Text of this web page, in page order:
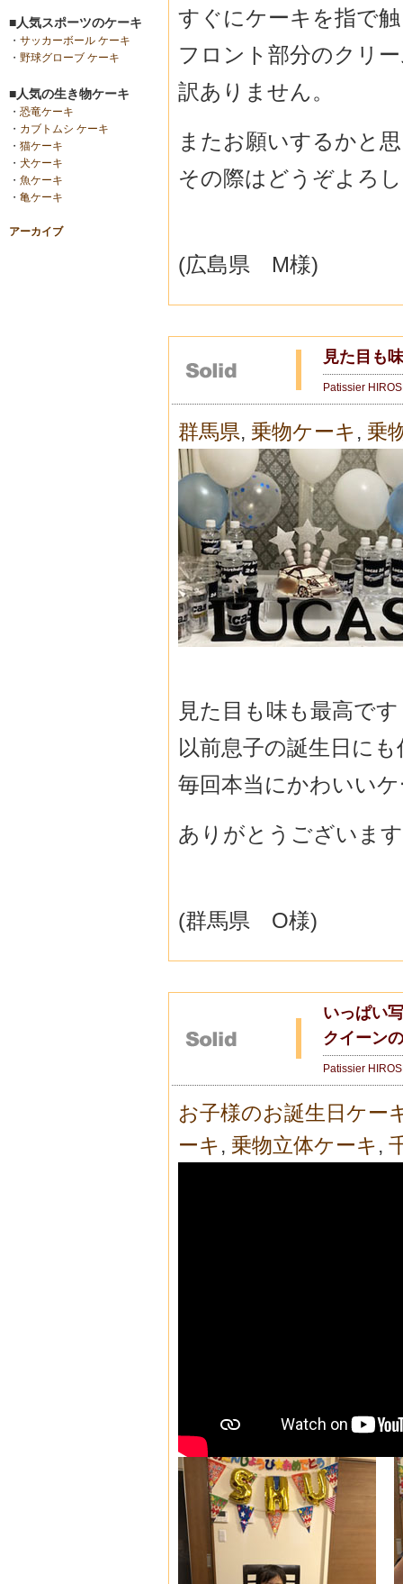
■人気スポーツのケーキ
・ サッカーボール ケーキ
・ 野球グローブ ケーキ
■人気の生き物ケーキ
・ 恐竜ケーキ
・ カブトムシ ケーキ
・ 猫ケーキ
・ 犬ケーキ
・ 魚ケーキ
・ 亀ケーキ
アーカイブ
すぐにケーキを指で
フロント部分のクリ
訳ありません。
またお願いするかと
その際はどうぞよろ
(広島県 M様)
見た目も
Patissier
群馬県, 乗物ケーキ , 乗
見た目も味も最高で
以前息子の誕生日に
毎回本当にかわいい
ありがとうございま
(群馬県 O様)
いっぱい
クイーン
Patissier
お子様のお誕生日ケー
ーキ , 乗物立体ケーキ ,